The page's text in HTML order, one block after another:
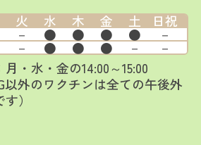
火 水 木 金 土 日祝
－ ● ● ● ● －
－ ● ● ● －
－
・水・金の14:00～15:00
以外のワクチンは全ての午後外
）